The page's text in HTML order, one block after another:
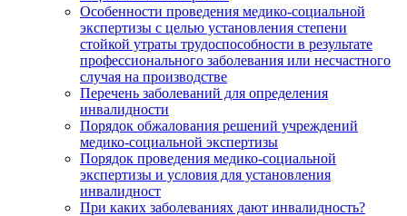
Особенности проведения медико-социальной
экспертизы с целью установления степени
стойкой утраты трудоспособности в результате
профессионального заболевания или несчастного
случая на производстве
Перечень заболеваний для определения
инвалидности
Порядок обжалования решений учреждений
медико-социальной экспертизы
Порядок проведения медико-социальной
экспертизы и условия для установления
инвалидност
При каких заболеваниях дают инвалидность?